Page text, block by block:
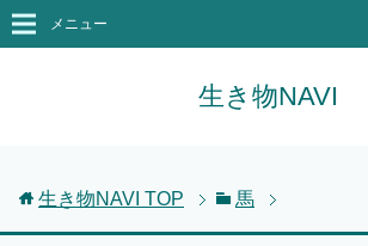
生き物NAVI
メニュー
生き物NAVI TOP 馬